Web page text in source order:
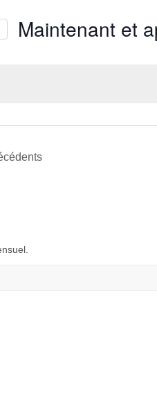
Maintenant et